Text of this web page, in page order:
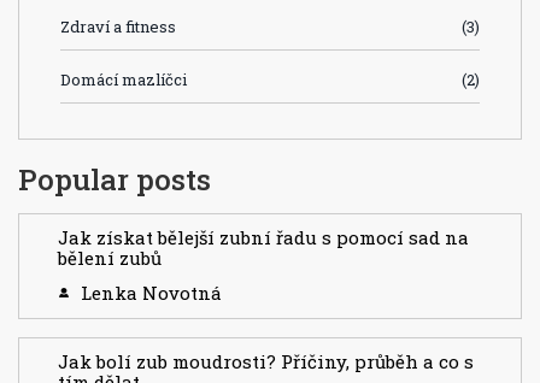
Zdraví a fitness (3)
Domácí mazlíčci (2)
Popular posts
Jak získat bělejší zubní řadu s pomocí sad na
bělení zubů
Lenka Novotná
Jak bolí zub moudrosti? Příčiny, průběh a co s